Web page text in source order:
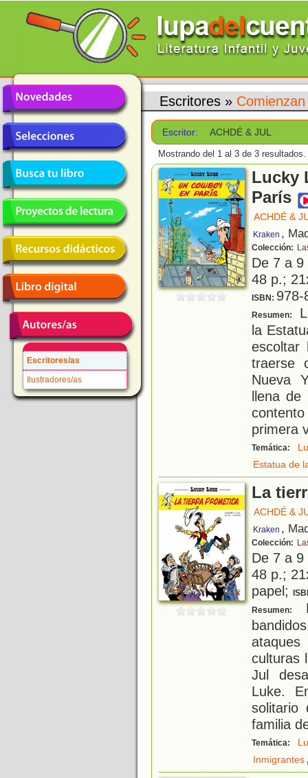
Escritores/as
Ilustradores/as
Escritores »
Escritor: ACHDÉ & JUL
Mostrando del 1 al 3 de 3 resultados.
Lucky
París
ACHDÉ &
Kraken ,
Colección:
De 7 a
48 p.;
ISBN: 978-
Resumen:
la
escoltar
traerse
Nueva
llena de
primera
Temática:
Estatua de
La
ACHDÉ &
Kraken ,
Colección:
De 7 a
48 p.;
papel;
Resumen:
culturas
Jul
Luke.
solitario
familia
Temática:
Inmigrantes